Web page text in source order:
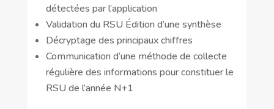
détectées par l’application
Validation du RSU Édition d’une synthèse
Décryptage des principaux chiffres
Communication d’une méthode de collecte
régulière des informations pour constituer le
RSU de l’année N+1